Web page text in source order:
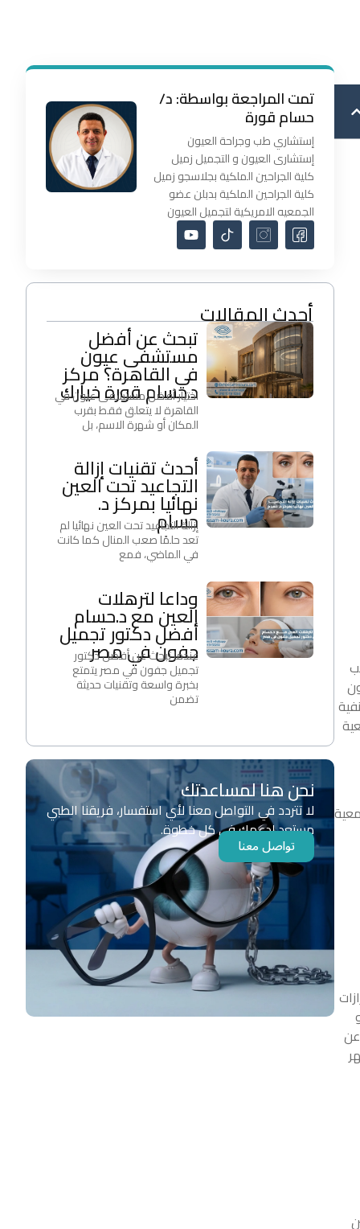
تمت المراجعة بواسطة: د/
حسام قورة
إستشاري طب وجراحة العيون
إستشارى العيون و التجميل زميل
كلية الجراحين الملكية بجلاسجو زميل
كلية الجراحين الملكية بدبلن عضو
الجمعيه الامريكية لتجميل العيون
أحدث المقالات
تبحث عن أفضل
مستشفى عيون
في القاهرة؟ مركز
د.حسام قورة خيارك
اختيار أفضل مستشفى عيون في
القاهرة لا يتعلق فقط بقرب
المكان أو شهرة الاسم، بل
أحدث تقنيات إزالة
التجاعيد تحت العين
نهائيا بمركز د.
حسام
إزالة التجاعيد تحت العين نهائيا لم
تعد حلمًا صعب المنال كما كانت
في الماضي، فمع
وداعا لترهلات
العين مع د.حسام
أفضل دكتور تجميل
جفون في مصر
عندما تبحث عن أفضل دكتور
تجميل جفون في مصر يتمتع
بخبرة واسعة وتقنيات حديثة
تضمن
نحن هنا لمساعدتك
لا تتردد في التواصل معنا لأي استفسار، فريقنا الطبي
مستعد لدعمك في كل خطوة.
تواصل معنا